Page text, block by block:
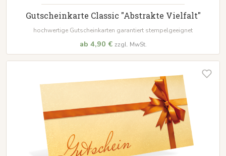
Gutscheinkarte Classic "Abstrakte Vielfalt"
hochwertige Gutscheinkarten garantiert stempelgeeignet
ab 4,90 € zzgl. MwSt.